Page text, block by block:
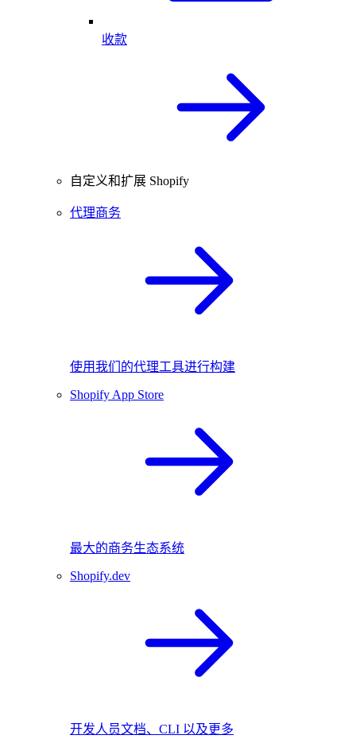
收款
自定义和扩展 Shopify
代理商务
使用我们的代理工具进行构建
Shopify App Store
最大的商务生态系统
Shopify.dev
开发人员文档、CLI 以及更多